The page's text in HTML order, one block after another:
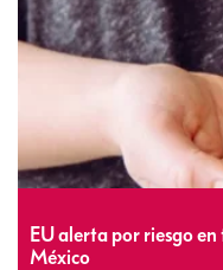
EU alerta por riesgo
México